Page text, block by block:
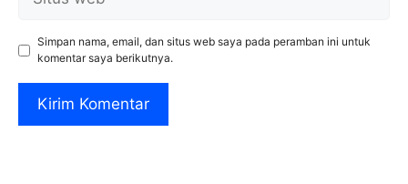
web
Simpan nama, email, dan situs web saya pada peramban ini untuk
komentar saya berikutnya.